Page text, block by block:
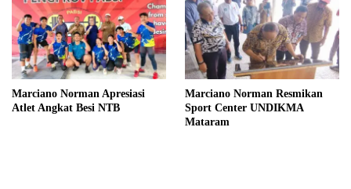
Marciano Norman Apresiasi
Atlet Angkat Besi NTB
Marciano Norman Resmikan
Sport Center UNDIKMA
Mataram